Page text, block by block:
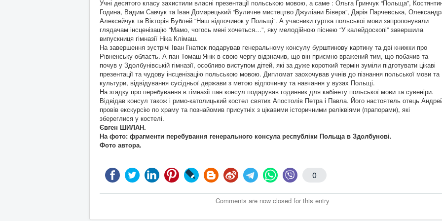
Учні десятого класу захистили власні презентації польською мовою, а саме : Ольга Гринчук “Польща”,
Година, Вадим Савчук та Іван Домарецький “Вуличне мистецтво Джуліани Бівера”, Дарія Парчевська,
Алексейчук та Вікторія Бублей “Наш відпочинок у Польщі”. А учасники гуртка польської мови запропонували
глядачам інсценізацію “Мамо, чогось мені хочеться…”, яку мелодійною піснею “У калейдоскопі” завершила
випускниця гімназії Ніка Клімаш.
На завершення зустрічі Іван Гнатюк подарував генеральному консулу бурштинову картину та дві книжки про
Рівненську область. А пан Томаш Янік в свою чергу відзначив, що він приємно вражений тим, що побачив та
почув у Здолбунівській гімназії, особливо виступом дітей, які за дуже короткий термін зуміли підготувати цікаві
презентації та чудову інсценізацію польською мовою. Дипломат заохочував учнів до пізнання польської мови та
культури, відвідування сусідньої держави з метою відпочинку та навчання у вузах Польщі.
На згадку про перебування в гімназії пан консул подарував годинник для кабінету польської мови та сувеніри.
Відвідав консул також і римо-католицький костел святих Апостолів Петра і Павла. Його настоятель отець
провів екскурсію по храму та познайомив присутніх з цікавими історичними реліквіями (прапорами), які
збереглися у костелі.
Євген ШИЛАН.
На фото: фрагменти перебування генерального консула республіки Польща в Здолбунові.
Фото автора.
0
Comments are now closed for this entry